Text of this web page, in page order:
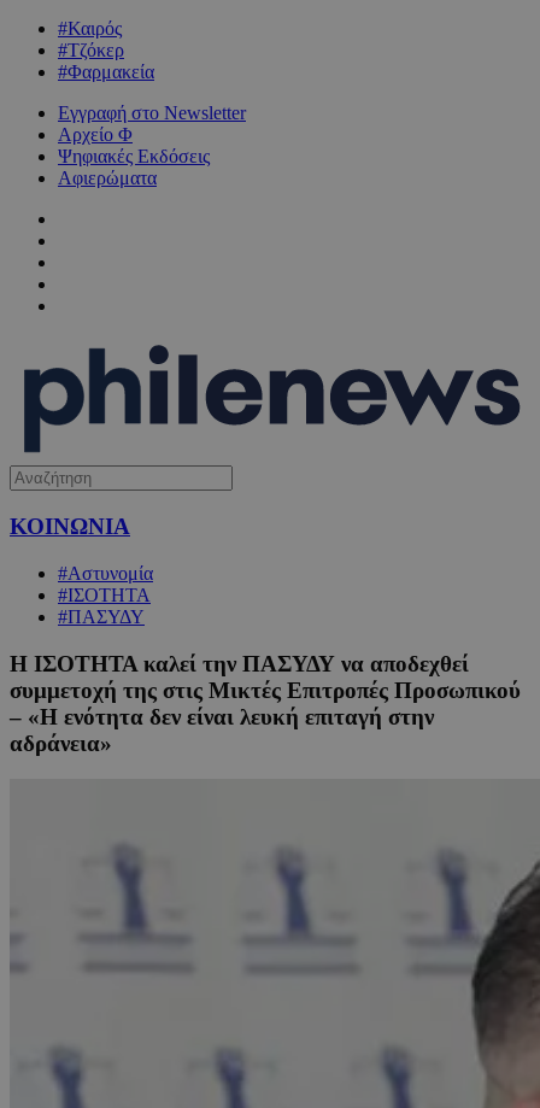
#Καιρός
#Τζόκερ
#Φαρμακεία
Εγγραφή στο Newsletter
Αρχείο Φ
Ψηφιακές Εκδόσεις
Αφιερώματα
ΚΟΙΝΩΝΙΑ
#Αστυνομία
#ΙΣΟΤΗΤΑ
#ΠΑΣΥΔΥ
Η ΙΣΟΤΗΤΑ καλεί την ΠΑΣΥΔΥ να αποδεχθεί
συμμετοχή της στις Μικτές Επιτροπές Προσωπικού
– «Η ενότητα δεν είναι λευκή επιταγή στην
αδράνεια»